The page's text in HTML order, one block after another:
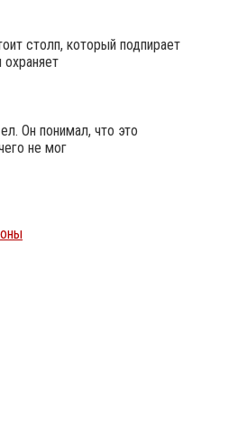
столп, который подпирает
Он понимал, что это
не мог